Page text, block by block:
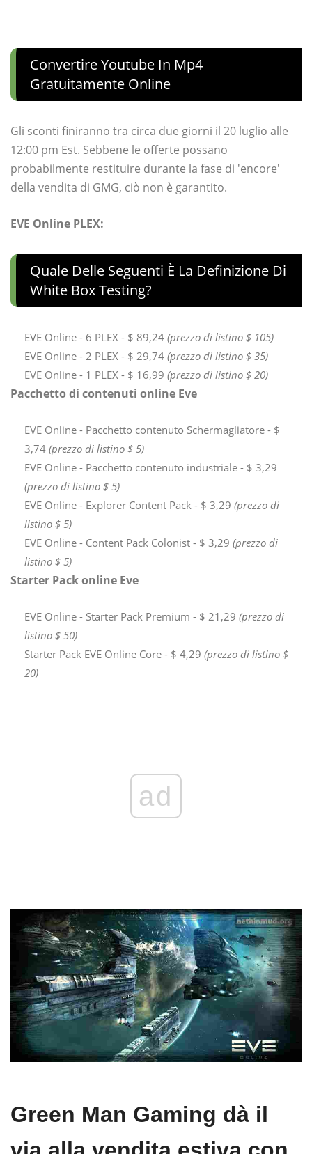
Convertire Youtube In Mp4
Gratuitamente Online
Gli sconti finiranno tra circa due giorni il 20 luglio alle
12:00 pm Est. Sebbene le offerte possano
probabilmente restituire durante la fase di 'encore'
della vendita di GMG, ciò non è garantito.
EVE Online PLEX:
Quale Delle Seguenti È La Definizione Di
White Box Testing?
EVE Online - 6 PLEX - $ 89,24 (prezzo di listino $ 105)
EVE Online - 2 PLEX - $ 29,74 (prezzo di listino $ 35)
EVE Online - 1 PLEX - $ 16,99 (prezzo di listino $ 20)
Pacchetto di contenuti online Eve
EVE Online - Pacchetto contenuto Schermagliatore - $
3,74 (prezzo di listino $ 5)
EVE Online - Pacchetto contenuto industriale - $ 3,29
(prezzo di listino $ 5)
EVE Online - Explorer Content Pack - $ 3,29 (prezzo di
listino $ 5)
EVE Online - Content Pack Colonist - $ 3,29 (prezzo di
listino $ 5)
Starter Pack online Eve
EVE Online - Starter Pack Premium - $ 21,29 (prezzo di
listino $ 50)
Starter Pack EVE Online Core - $ 4,29 (prezzo di listino $
20)
ad
Green Man Gaming dà il